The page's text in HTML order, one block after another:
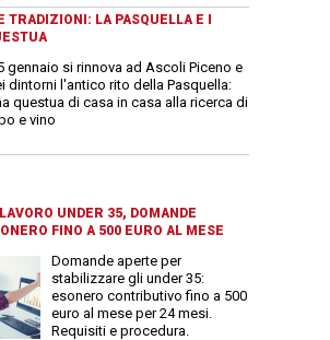
TRADIZIONI: LA PASQUELLA E I
gennaio si rinnova ad Ascoli Piceno e
dintorni l'antico rito della Pasquella:
questua di casa in casa alla ricerca di
e vino
UNDER 35, DOMANDE
FINO A 500 EURO AL MESE
Domande aperte per
stabilizzare gli under 35:
esonero contributivo fino a 500
euro al mese per 24 mesi.
Requisiti e procedura.